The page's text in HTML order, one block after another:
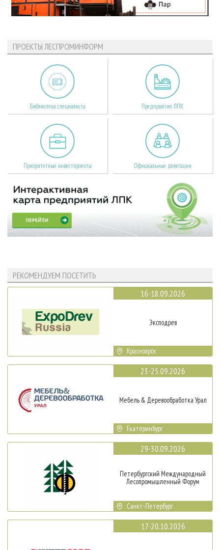
ПРОЕКТЫ ЛЕСПРОМИНФОРМ
Библиотека специалиста Предприятия ЛПК
Приоритетные инвестпроекты Официальные делегации
РЕКОМЕНДУЕМ ПОСЕТИТЬ
16-18.09.2026
Эксподрев
Красноярск
23-25.09.2026
Мебель & Деревообработка Урал
Екатеринбург
29-30.09.2026
Петербургский Международный
Лесопромышленный Форум
Санкт-Петербург
17-20.10.2026